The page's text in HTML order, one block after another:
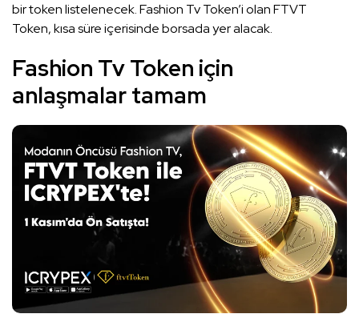
bir token listelenecek. Fashion Tv Token’i olan FTVT
Token, kısa süre içerisinde borsada yer alacak.
Fashion Tv Token için
anlaşmalar tamam